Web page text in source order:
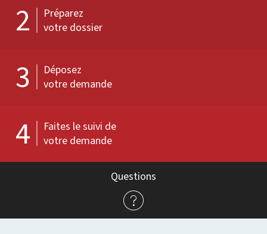
2
Préparez
votre dossier
3
Déposez
votre demande
4
Faites le suivi de
votre demande
Questions